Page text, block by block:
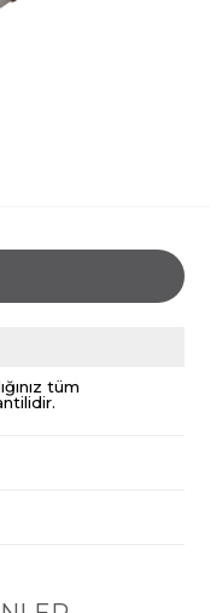
tüm